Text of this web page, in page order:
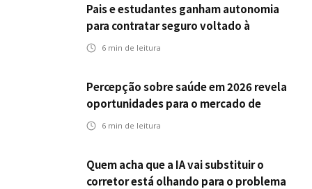
Pais e estudantes ganham autonomia
para contratar seguro voltado à
continuidade dos estudos
6 min de leitura
Percepção sobre saúde em 2026 revela
oportunidades para o mercado de
seguros ampliar cobertura e prevenção
6 min de leitura
Quem acha que a IA vai substituir o
corretor está olhando para o problema